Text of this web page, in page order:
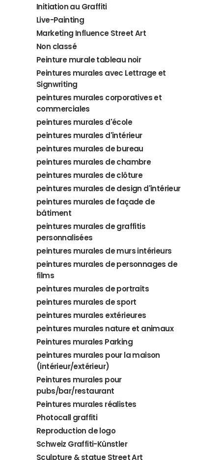
Initiation au Graffiti
Live-Painting
Marketing Influence Street Art
Non classé
Peinture murale tableau noir
Peintures murales avec Lettrage et
Signwriting
peintures murales corporatives et
commerciales
peintures murales d'école
peintures murales d'intérieur
peintures murales de bureau
peintures murales de chambre
peintures murales de clôture
peintures murales de design d'intérieur
peintures murales de façade de
bâtiment
peintures murales de graffitis
personnalisées
peintures murales de murs intérieurs
peintures murales de personnages de
films
peintures murales de portraits
peintures murales de sport
peintures murales extérieures
peintures murales nature et animaux
Peintures murales Parking
peintures murales pour la maison
(intérieur/extérieur)
Peintures murales pour
pubs/bar/restaurant
Peintures murales réalistes
Photocall graffiti
Reproduction de logo
Schweiz Graffiti-Künstler
Sculpture & statue Street Art